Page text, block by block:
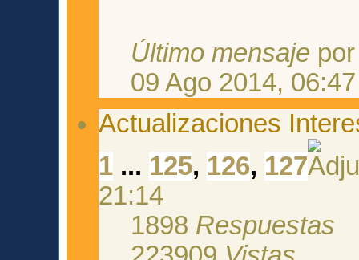
Último mensaje
09 Ago 2014, 06:47
Actualizaciones
1 ... 125, 126, 127
21:14
1898 Respuestas